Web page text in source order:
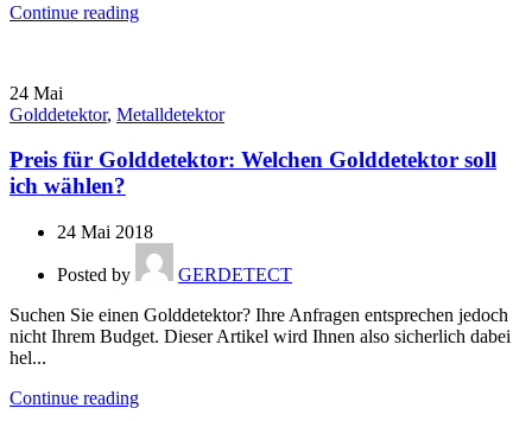
Continue reading
24 Mai
Golddetektor, Metalldetektor
Preis für Golddetektor: Welchen Golddetektor soll
ich wählen?
24 Mai 2018
Posted by
GERDETECT
Suchen Sie einen Golddetektor? Ihre Anfragen entsprechen jedoch
nicht Ihrem Budget. Dieser Artikel wird Ihnen also sicherlich dabei
hel...
Continue reading